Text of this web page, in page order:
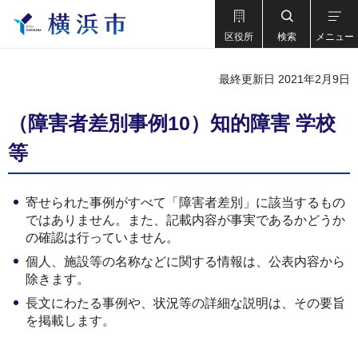
区役所 検索 メニュー
最終更新日 2021年2月9日
（障害者差別事例10）知的障害 学校
等
寄せられた事例がすべて「障害者差別」に該当するもの
ではありません。また、記載内容が事実であるかどうか
の確認は行っていません。
個人、施設等の名称などに関する情報は、公表内容から
除きます。
長文にわたる事例や、状況等の詳細な説明は、その要旨
を掲載します。